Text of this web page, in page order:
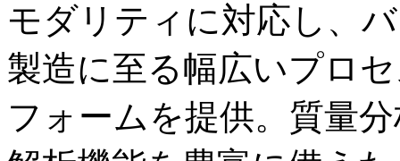
モダリティに対応し、
製造に至る幅広いプロ
フォームを提供。質量